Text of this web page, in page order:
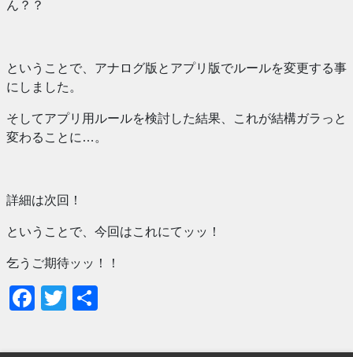
ん？？
ということで、アナログ版とアプリ版でルールを変更する事
にしました。
そしてアプリ用ルールを検討した結果、これが結構ガラっと
変わることに…。
詳細は次回！
ということで、今回はこれにてッッ！
乞うご期待ッッ！！
Facebook
Twitter